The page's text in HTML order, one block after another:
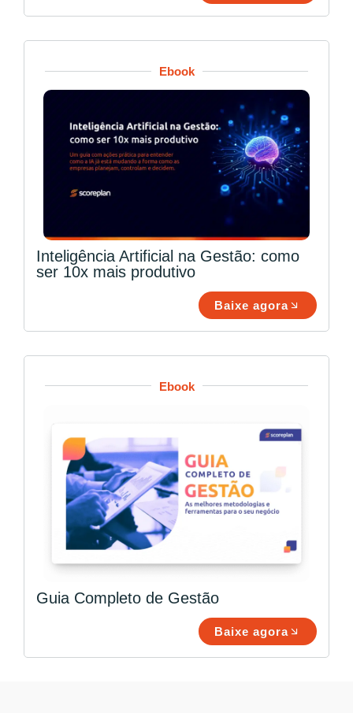
Ebook
Inteligência Artificial na Gestão: como
ser 10x mais produtivo
Baixe agora
Ebook
Guia Completo de Gestão
Baixe agora